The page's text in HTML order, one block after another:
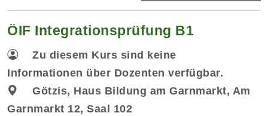
ÖIF Integrationsprüfung B1
Zu diesem Kurs sind keine
Informationen über Dozenten verfügbar.
Götzis, Haus Bildung am Garnmarkt, Am
Garnmarkt 12, Saal 102